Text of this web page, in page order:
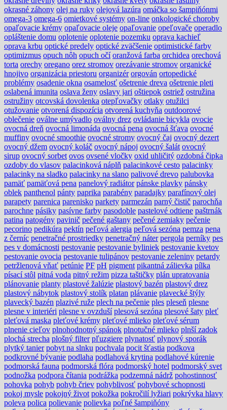
okrasné záhony olej na ruky olejová lazúra omáčka so šampiňónmi
omega-3 omega-6 omietkové systémy on-line onkologické choroby
opaľovacie krémy opaľovacie oleje opaľovanie opeľovače operadlo
opláštenie domu oplotenie oplotenie pozemku oprava kachieľ
oprava krbu optické predely optické zväčšenie optimistické farby
optimizmus opuch nôh opuch očí oranžová farba orchidea orechová
torta orechy oregano orez stromov orezávanie stromov organické
hnojivo organizácia priestoru organizér orgován ortopedické
problémy osadenie okna osamelosť ošetrenie dreva ošetrenie pleti
oslabená imunita oslava ženy oslavy jari oštiepok ostriež ostružina
ostružiny otcovská dovolenka otepľovačky otlaky otužilci
otužovanie otvorená dispozícia otvorená kuchyňa outdoorové
oblečenie oválne umývadlo oválny drez ovládanie bicykla ovocie
ovocná dreň ovocná limonáda ovocná pena ovocná šťava ovocné
muffiny ovocné smoothie ovocné stromy ovocný čaj ovocný dezert
ovocný džem ovocný koláč ovocný nápoj ovocný šalát ovocný
sirup ovocný sorbet ovos ovsené vločky oxid uhličitý ozdobná čipka
ozdoby do vlasov palacinková náplň palacinkové cesto palacinky
palacinky na sladko palacinky na slano palivové drevo palubovka
pamäť pamäťová pena panelový radiátor pánske plavky pánsky
oblek panthenol pánty paprika parabény paradajky parafínový olej
parapety parenica parenisko parkety parmezán parný čistič parochňa
parochne pásiky pasívne farby pasodoble pastelové odtiene paštrnák
patina patogény pavinič pečené gaštany pečené zemiaky pečenie
pecorino pedikúra pektín peľová alergia peľová sezóna pemza pena
z černíc penetračné prostriedky penetračný náter pergola perníky pes
pes v domácnosti pestovanie pestovanie byliniek pestovanie kvetov
pestovanie ovocia pestovanie tulipánov pestovanie zeleniny petardy
petržlenová vňať petúnie PF pH pigment pikantná zálievka pílka
písací stôl pitná voda pitný režim pizza taštičky plán upratovania
plánovanie planty plastové žalúzie plastový bazén plastový drez
plastový nábytok plastový stolík platan plávanie plavecké štýly
plavecký bazén plazivé ruže plech na pečenie ples pleseň plesne
plesne v interiéri plesne v ovzduší plesová sezóna plesové šaty pleť
pleťová maska pleťové krémy pleťové mlieko pleťové sérum
plnenie cieľov plnohodnotný spánok plnotučné mlieko plnší zadok
plochá strecha plošný filter pľuzgiere plynatosť plynový sporák
plytký tanier pobyt na slnku pochvala pocit šťastia podkova
podkrovné bývanie podlaha podlahová krytina podlahové kúrenie
podmorská fauna podmorská flóra podmorský hotel podmorský svet
podnožka podpora čítania podrážka podzemná nádrž pohostinnosť
pohovka pohyb pohyb čriev pohyblivosť pohybové schopnosti
pokoj mysle pokojný život pokožka pokročilí lyžiari pokrývka hlavy
poleva polica polievanie polievka poľné šampiňóny